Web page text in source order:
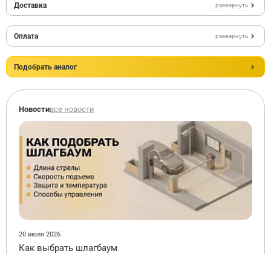
Доставка развернуть
Оплата развернуть
Подобрать аналог
Новостивсе новости
20 июля 2026
Как выбрать шлагбаум